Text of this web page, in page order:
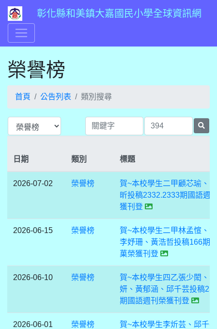
彰化縣和美鎮大嘉國民小學全球資訊網
榮譽榜
首頁 公告列表 類別搜尋
日期 類別 標題
2026-07-02 榮譽榜
賀~本校學生二甲顧芯瑜、
昕投稿2332.2333期國語週
獲刊登
2026-06-15 榮譽榜
賀~本校學生二甲林孟愃、
李妤珊、黃浩哲投稿166期
菓榮獲刊登
2026-06-10 榮譽榜
賀~本校學生四乙張少閎、
妍、黃郁涵、邱千芸投稿
期國語週刊榮獲刊登
2026-06-01 榮譽榜
賀~本校學生李炘芸、邱千